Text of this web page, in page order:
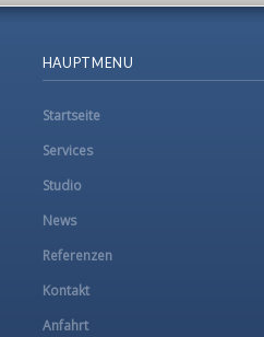
HAUPTMENU
Startseite
Services
Studio
News
Referenzen
Kontakt
Anfahrt